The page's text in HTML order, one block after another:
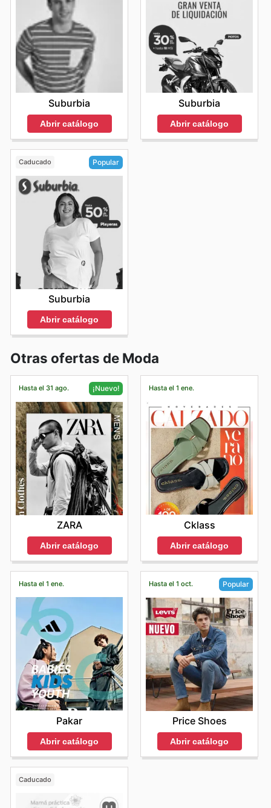
Suburbia
Abrir catálogo
Suburbia
Abrir catálogo
Caducado Popular
Suburbia
Abrir catálogo
Otras ofertas de Moda
Hasta el 31 ago. ¡Nuevo!
ZARA
Abrir catálogo
Hasta el 1 ene.
Cklass
Abrir catálogo
Hasta el 1 ene.
Pakar
Abrir catálogo
Hasta el 1 oct. Popular
Price Shoes
Abrir catálogo
Caducado